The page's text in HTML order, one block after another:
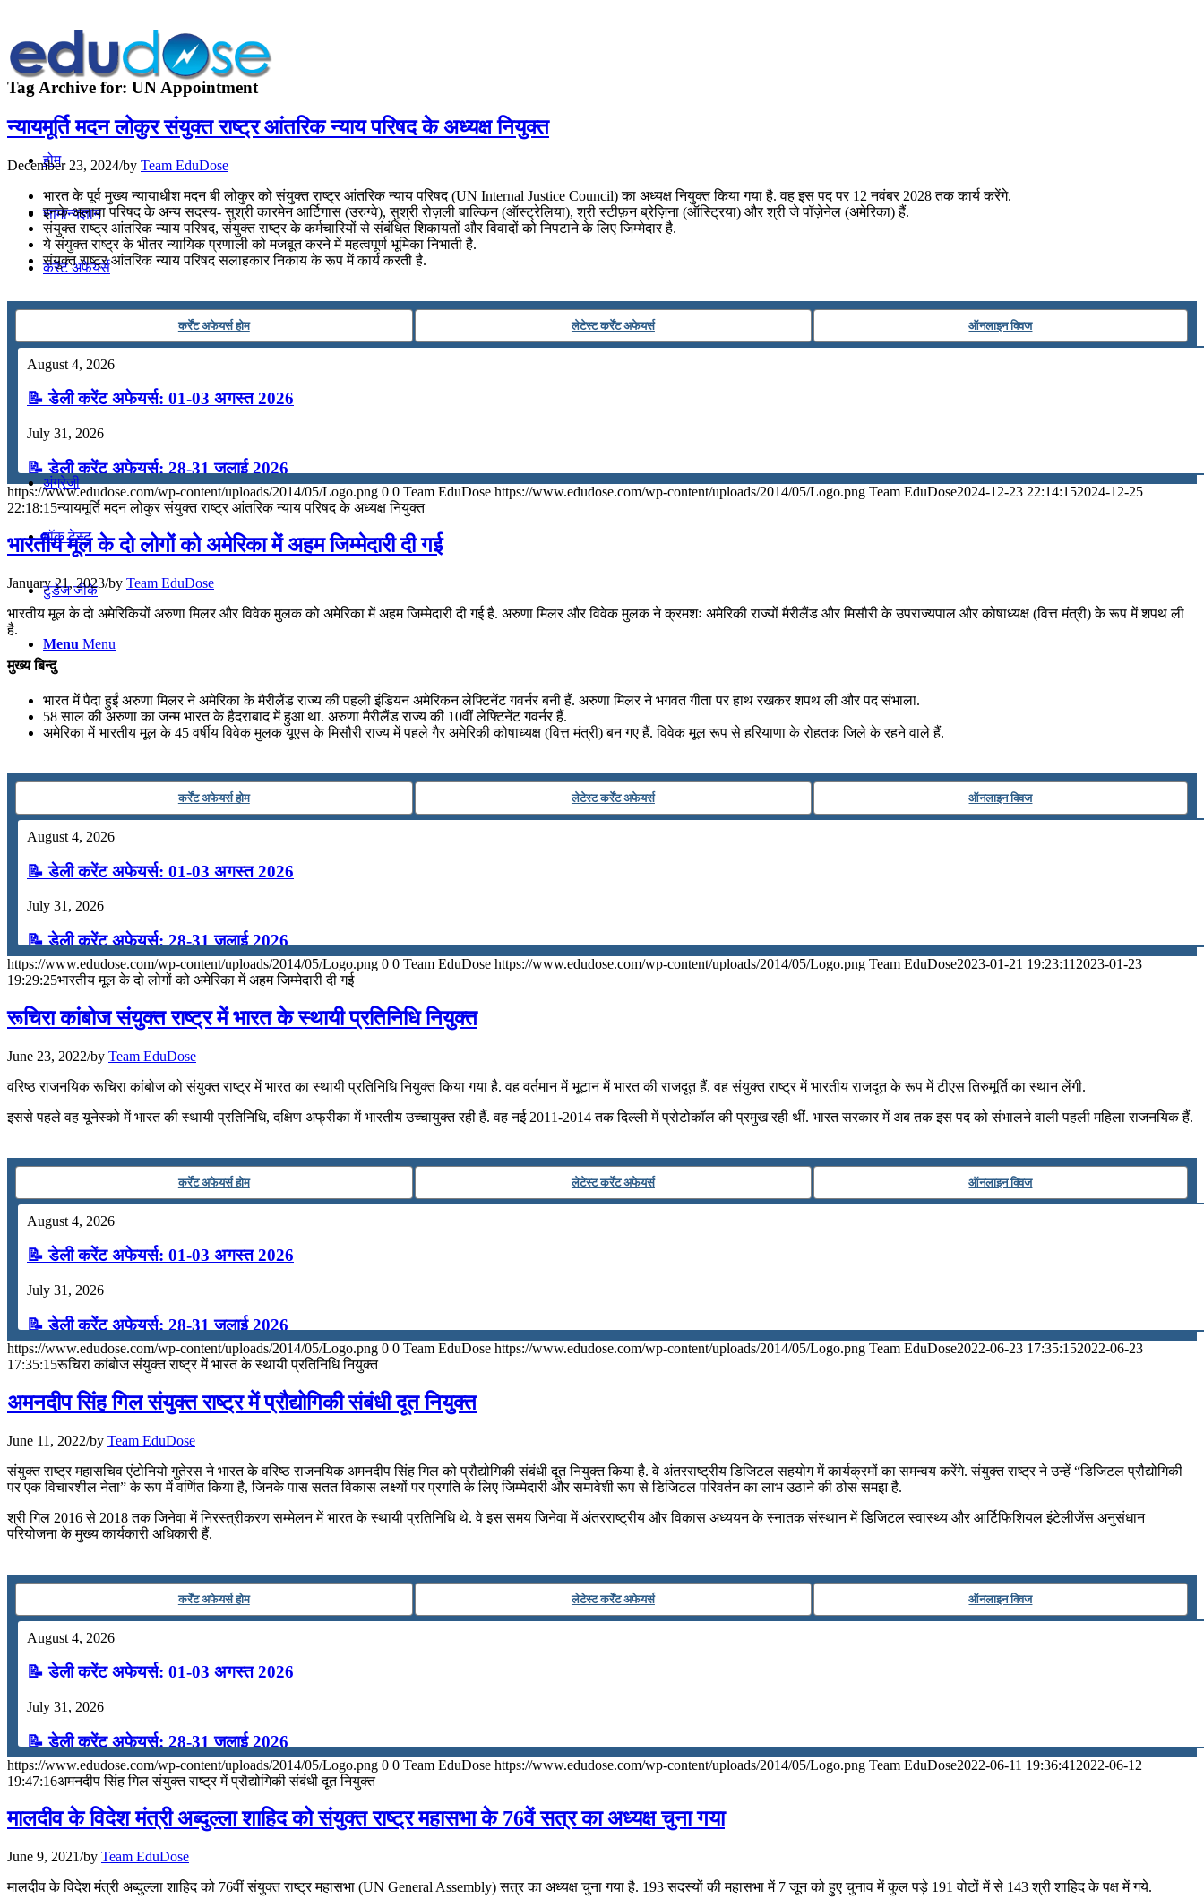
होम
सामान्यज्ञान
करेंट अफेयर्स
तर्कशक्ति
कंप्यूटर
अंग्रेजी
मॉक टेस्ट
टुडेज जीके
Menu Menu
Tag Archive for: UN Appointment
न्यायमूर्ति मदन लोकुर संयुक्त राष्ट्र आंतरिक न्याय परिषद के अध्यक्ष नियुक्त
December 23, 2024/by Team EduDose
भारत के पूर्व मुख्य न्यायाधीश मदन बी लोकुर को संयुक्त राष्ट्र आंतरिक न्याय परिषद (UN Internal Justice Council) का अध्यक्ष नियुक्त किया गया है. वह इस पद पर 12 नवंबर 2028 तक कार्य करेंगे.
इनके अलावा परिषद के अन्य सदस्य- सुश्री कारमेन आर्टिगास (उरुग्वे), सुश्री रोज़ली बाल्किन (ऑस्ट्रेलिया), श्री स्टीफ़न ब्रेज़िना (ऑस्ट्रिया) और श्री जे पॉज़ेनेल (अमेरिका) हैं.
संयुक्त राष्ट्र आंतरिक न्याय परिषद, संयुक्त राष्ट्र के कर्मचारियों से संबंधित शिकायतों और विवादों को निपटाने के लिए जिम्मेदार है.
ये संयुक्त राष्ट्र के भीतर न्यायिक प्रणाली को मजबूत करने में महत्वपूर्ण भूमिका निभाती है.
संयुक्त राष्ट्र आंतरिक न्याय परिषद सलाहकार निकाय के रूप में कार्य करती है.
कर्रेंट अफेयर्स होम लेटेस्ट कर्रेंट अफेयर्स ऑनलाइन क्विज
August 4, 2026
📝 डेली करेंट अफेयर्स: 01-03 अगस्त 2026
July 31, 2026
📝 डेली करेंट अफेयर्स: 28-31 जुलाई 2026
July 28, 2026
📝 डेली करेंट अफेयर्स: 25-27 जुलाई 2026
📝 डेली करेंट अफेयर्स: 22-24 जुलाई 2026
July 22, 2026
📝 डेली करेंट अफेयर्स: 19-21 जुलाई 2026
July 19, 2026
📝 डेली करेंट अफेयर्स: 16-18 जुलाई 2026
July 16, 2026
📝 डेली करेंट अफेयर्स: 13-15 जुलाई 2026
https://www.edudose.com/wp-content/uploads/2014/05/Logo.png 0 0 Team EduDose https://www.edudose.com/wp-content/uploads/2014/05/Logo.png Team EduDose2024-12-23 22:14:152024-12-25
22:18:15न्यायमूर्ति मदन लोकुर संयुक्त राष्ट्र आंतरिक न्याय परिषद के अध्यक्ष नियुक्त
भारतीय मूल के दो लोगों को अमेरिका में अहम जिम्मेदारी दी गई
January 21, 2023/by Team EduDose
भारतीय मूल के दो अमेरिकियों अरुणा मिलर और विवेक मुलक को अमेरिका में अहम जिम्मेदारी दी गई है. अरुणा मिलर और विवेक मुलक ने क्रमशः अमेरिकी राज्यों मैरीलैंड और मिसौरी के उपराज्यपाल और कोषाध्यक्ष (वित्त मंत्री) के रूप में शपथ ली
है.
मुख्य बिन्दु
भारत में पैदा हुईं अरुणा मिलर ने अमेरिका के मैरीलैंड राज्य की पहली इंडियन अमेरिकन लेफ्टिनेंट गवर्नर बनी हैं. अरुणा मिलर ने भगवत गीता पर हाथ रखकर शपथ ली और पद संभाला.
58 साल की अरुणा का जन्म भारत के हैदराबाद में हुआ था. अरुणा मैरीलैंड राज्य की 10वीं लेफ्टिनेंट गवर्नर हैं.
अमेरिका में भारतीय मूल के 45 वर्षीय विवेक मुलक यूएस के मिसौरी राज्य में पहले गैर अमेरिकी कोषाध्यक्ष (वित्त मंत्री) बन गए हैं. विवेक मूल रूप से हरियाणा के रोहतक जिले के रहने वाले हैं.
कर्रेंट अफेयर्स होम लेटेस्ट कर्रेंट अफेयर्स ऑनलाइन क्विज
August 4, 2026
📝 डेली करेंट अफेयर्स: 01-03 अगस्त 2026
July 31, 2026
📝 डेली करेंट अफेयर्स: 28-31 जुलाई 2026
July 28, 2026
📝 डेली करेंट अफेयर्स: 25-27 जुलाई 2026
📝 डेली करेंट अफेयर्स: 22-24 जुलाई 2026
July 22, 2026
📝 डेली करेंट अफेयर्स: 16-18 जुलाई 2026
July 16, 2026
📝 डेली करेंट अफेयर्स: 13-15 जुलाई 2026
https://www.edudose.com/wp-content/uploads/2014/05/Logo.png 0 0 Team EduDose https://www.edudose.com/wp-content/uploads/2014/05/Logo.png Team EduDose2023-01-21 19:23:11 2023-01-23
19:29:25भारतीय मूल के दो लोगों को अमेरिका में अहम जिम्मेदारी दी गई
रूचिरा कांबोज संयुक्‍त राष्‍ट्र में भारत के स्‍थायी प्रतिनिधि नियुक्‍त
June 23, 2022/by Team EduDose
वरिष्‍ठ राजनयिक रूचिरा कांबोज को संयुक्‍त राष्‍ट्र में भारत का स्‍थायी प्रतिनिधि नियुक्‍त किया गया है. वह वर्तमान में भूटान में भारत की राजदूत हैं. वह संयुक्त राष्ट्र में भारतीय राजदूत के रूप में टीएस तिरुमूर्ति का स्थान लेंगी.
इससे पहले वह यूनेस्को में भारत की स्थायी प्रतिनिधि, दक्षिण अफ्रीका में भारतीय उच्चायुक्त रही हैं. वह नई 2011-2014 तक दिल्ली में प्रोटोकॉल की प्रमुख रही थीं. भारत सरकार में अब तक इस पद को संभालने वाली पहली महिला राजनयिक हैं.
कर्रेंट अफेयर्स होम लेटेस्ट कर्रेंट अफेयर्स ऑनलाइन क्विज
August 4, 2026
📝 डेली करेंट अफेयर्स: 01-03 अगस्त 2026
July 31, 2026
📝 डेली करेंट अफेयर्स: 28-31 जुलाई 2026
July 28, 2026
📝 डेली करेंट अफेयर्स: 25-27 जुलाई 2026
📝 डेली करेंट अफेयर्स: 22-24 जुलाई 2026
July 22, 2026
📝 डेली करेंट अफेयर्स: 19-21 जुलाई 2026
📝 डेली करेंट अफेयर्स: 16-18 जुलाई 2026
July 16, 2026
📝 डेली करेंट अफेयर्स: 13-15 जुलाई 2026
https://www.edudose.com/wp-content/uploads/2014/05/Logo.png 0 0 Team EduDose https://www.edudose.com/wp-content/uploads/2014/05/Logo.png Team EduDose2022-06-23 17:35:152022-06-23
17:35:15रूचिरा कांबोज संयुक्‍त राष्‍ट्र में भारत के स्‍थायी प्रतिनिधि नियुक्‍त
अमनदीप सिंह गिल संयुक्त राष्ट्र में प्रौद्योगिकी संबंधी दूत नियुक्त
June 11, 2022/by Team EduDose
संयुक्‍त राष्‍ट्र महासचिव एंटोनियो गुतेरस ने भारत के वरिष्‍ठ राजनयिक अमनदीप सिंह गिल को प्रौद्योगिकी संबंधी दूत नियुक्‍त किया है. वे अंतरराष्ट्रीय डिजिटल सहयोग में कार्यक्रमों का समन्‍वय करेंगे. संयुक्त राष्ट्र ने उन्हें “डिजिटल प्रौद्योगिकी
पर एक विचारशील नेता” के रूप में वर्णित किया है, जिनके पास सतत विकास लक्ष्यों पर प्रगति के लिए जिम्मेदारी और समावेशी रूप से डिजिटल परिवर्तन का लाभ उठाने की ठोस समझ है.
श्री गिल 2016 से 2018 तक जिनेवा में निरस्त्रीकरण सम्मेलन में भारत के स्थायी प्रतिनिधि थे. वे इस समय जिनेवा में अंतरराष्ट्रीय और विकास अध्ययन के स्नातक संस्थान में डिजिटल स्‍वास्‍थ्‍य और आर्टिफिशियल इंटेलीजेंस अनुसंधान
परियोजना के मुख्य कार्यकारी अधिकारी हैं.
कर्रेंट अफेयर्स होम लेटेस्ट कर्रेंट अफेयर्स ऑनलाइन क्विज
August 4, 2026
📝 डेली करेंट अफेयर्स: 01-03 अगस्त 2026
July 31, 2026
📝 डेली करेंट अफेयर्स: 28-31 जुलाई 2026
July 28, 2026
📝 डेली करेंट अफेयर्स: 25-27 जुलाई 2026
📝 डेली करेंट अफेयर्स: 22-24 जुलाई 2026
https://www.edudose.com/wp-content/uploads/2014/05/Logo.png 0 0 Team EduDose https://www.edudose.com/wp-content/uploads/2014/05/Logo.png Team EduDose2022-06-11 19:36:41 2022-06-12
19:47:16अमनदीप सिंह गिल संयुक्त राष्ट्र में प्रौद्योगिकी संबंधी दूत नियुक्त
मालदीव के विदेश मंत्री अब्‍दुल्‍ला शाहिद को संयुक्‍त राष्‍ट्र महासभा के 76वें सत्र का अध्‍यक्ष चुना गया
June 9, 2021/by Team EduDose
मालदीव के विदेश मंत्री अब्‍दुल्‍ला शाहिद को 76वीं संयुक्‍त राष्‍ट्र महासभा (UN General Assembly) सत्र का अध्‍यक्ष चुना गया है. 193 सदस्‍यों की महासभा में 7 जून को हुए चुनाव में कुल पड़े 191 वोटों में से 143 श्री शाहिद के पक्ष में गये.